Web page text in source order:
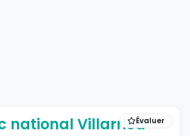
Évaluer
national Villarrica